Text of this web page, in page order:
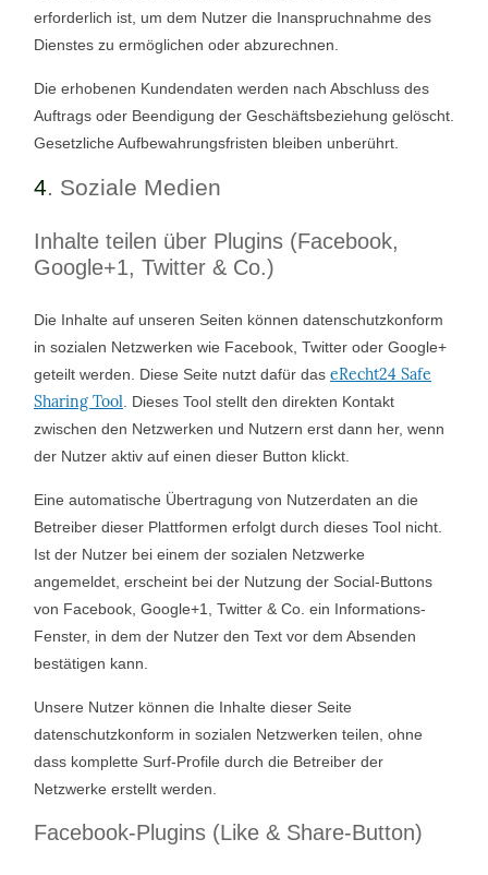
erforderlich ist, um dem Nutzer die Inanspruchnahme des
Dienstes zu ermöglichen oder abzurechnen.
Die erhobenen Kundendaten werden nach Abschluss des
Auftrags oder Beendigung der Geschäftsbeziehung gelöscht.
Gesetzliche Aufbewahrungsfristen bleiben unberührt.
4. Soziale Medien
Inhalte teilen über Plugins (Facebook,
Google+1, Twitter & Co.)
Die Inhalte auf unseren Seiten können datenschutzkonform
in sozialen Netzwerken wie Facebook, Twitter oder Google+
geteilt werden. Diese Seite nutzt dafür das eRecht24 Safe
Sharing Tool . Dieses Tool stellt den direkten Kontakt
zwischen den Netzwerken und Nutzern erst dann her, wenn
der Nutzer aktiv auf einen dieser Button klickt.
Eine automatische Übertragung von Nutzerdaten an die
Betreiber dieser Plattformen erfolgt durch dieses Tool nicht.
Ist der Nutzer bei einem der sozialen Netzwerke
angemeldet, erscheint bei der Nutzung der Social-Buttons
von Facebook, Google+1, Twitter & Co. ein Informations-
Fenster, in dem der Nutzer den Text vor dem Absenden
bestätigen kann.
Unsere Nutzer können die Inhalte dieser Seite
datenschutzkonform in sozialen Netzwerken teilen, ohne
dass komplette Surf-Profile durch die Betreiber der
Netzwerke erstellt werden.
Facebook-Plugins (Like & Share-Button)